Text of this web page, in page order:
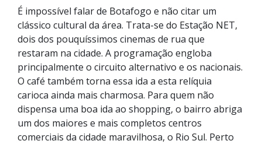
É impossível falar de Botafogo e não citar um
clássico cultural da área. Trata-se do Estação NET,
dois dos pouquíssimos cinemas de rua que
restaram na cidade. A programação engloba
principalmente o circuito alternativo e os nacionais.
O café também torna essa ida a esta relíquia
carioca ainda mais charmosa. Para quem não
dispensa uma boa ida ao shopping, o bairro abriga
um dos maiores e mais completos centros
comerciais da cidade maravilhosa, o Rio Sul. Perto